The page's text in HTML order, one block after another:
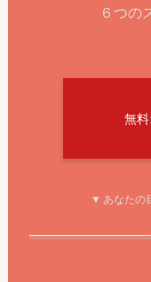
６つの
無
▼ あなたの